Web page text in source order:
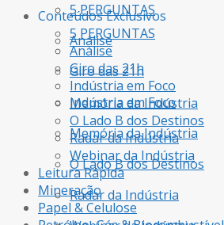
5 PERGUNTAS
Análise
Giro das 21h
Indústria em Foco
Memória da Indústria
O Lado B dos Destinos
Radar da Indústria
Conteúdos Exclusivos
5 PERGUNTAS
Análise
Giro das 21h
Indústria em Foco
Memória da Indústria
O Lado B dos Destinos
Radar da Indústria
Webinar da Indústria
Leitura Rápida
Mineração
Papel & Celulose